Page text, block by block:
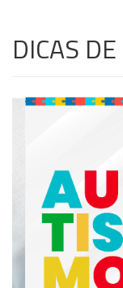
DICAS DE